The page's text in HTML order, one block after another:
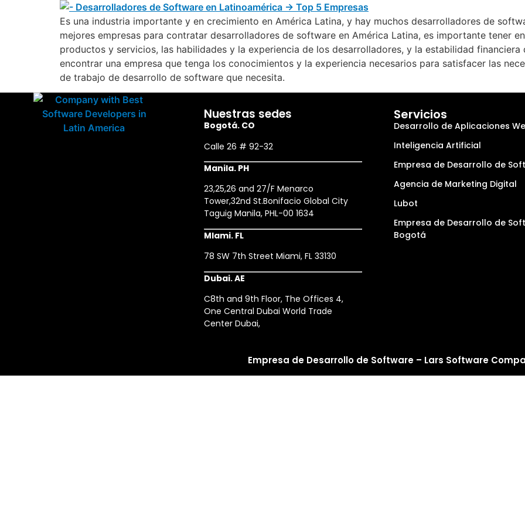
Es una industria importante y en crecimiento en América Latina, y hay muchos desarrolladores de
mejores empresas para contratar desarrolladores de software en América Latina, es importante tener
productos y servicios, las habilidades y la experiencia de los desarrolladores, y la estabilidad
encontrar una empresa que tenga los conocimientos y la experiencia necesarios para satisfacer las
de trabajo de desarrollo de software que necesita.
Nuestras sedes
Bogotá. CO
Calle 26 # 92-32
Manila. PH
23,25,26 and 27/F Menarco
Tower,32nd St.Bonifacio Global City
Taguig Manila, PHL-00 1634
MIami. FL
78 SW 7th Street Miami, FL 33130
Dubai. AE
C8th and 9th Floor, The Offices 4,
One Central Dubai World Trade
Center Dubai,
Servicios
Desarrollo de Aplicaciones
Inteligencia Artificial
Empresa de Desarrollo de
Agencia de Marketing Digital
Lubot
Empresa de Desarrollo de
Bogotá
Empresa de Desarrollo de Software – Lars Software